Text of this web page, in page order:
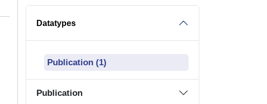
Datatypes
Publication (1)
Publication